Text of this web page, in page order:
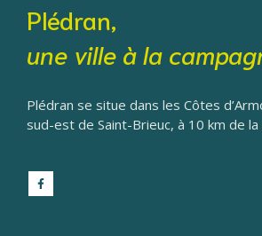
Plédran,
une ville à la
Plédran se situe dans les Côtes
sud-est de Saint-Brieuc, à 10 km de la